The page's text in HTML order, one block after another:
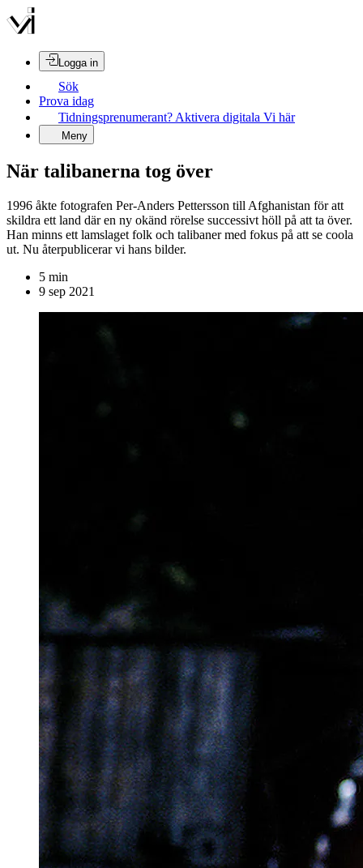
Logga in
Sök
Prova idag
Tidningsprenumerant? Aktivera digitala Vi här
Meny
När talibanerna tog över
1996 åkte fotografen Per-Anders Pettersson till Afghanistan för att
skildra ett land där en ny okänd rörelse successivt höll på att ta över.
Han minns ett lamslaget folk och talibaner med fokus på att se coola
ut. Nu återpublicerar vi hans bilder.
5 min
9 sep 2021